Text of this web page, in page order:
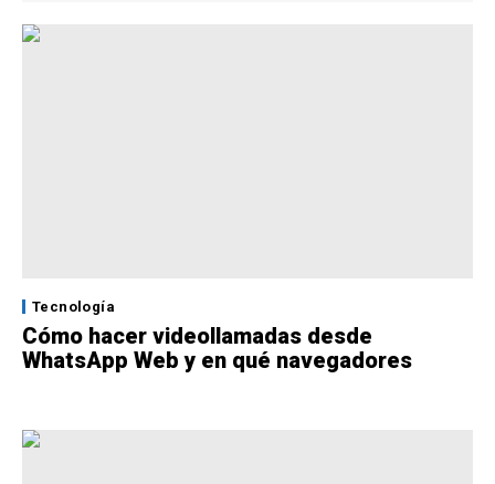
Tecnología
Cómo hacer videollamadas desde
WhatsApp Web y en qué navegadores